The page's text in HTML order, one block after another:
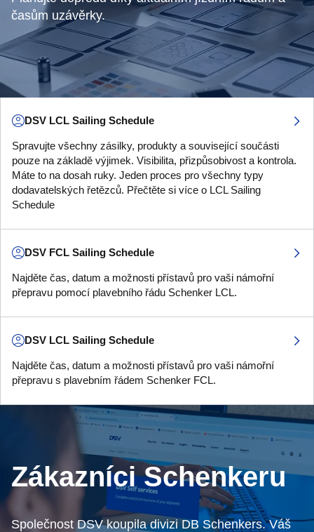
časům uzávěrky.
DSV LCL Sailing Schedule
Spravujte všechny zásilky, produkty a související součásti
pouze na základě výjimek. Visibilita, přizpůsobivost a kontrola.
Máte to na dosah ruky. Jeden proces pro všechny typy
dodavatelských řetězců. Přečtěte si více o LCL Sailing
Schedule
DSV FCL Sailing Schedule
Najděte čas, datum a možnosti přístavů pro vaši námořní
přepravu pomocí plavebního řádu Schenker LCL.
DSV LCL Sailing Schedule
Najděte čas, datum a možnosti přístavů pro vaši námořní
přepravu s plavebním řádem Schenker FCL.
Zákazníci Schenkeru
Společnost DSV koupila divizi DB Schenkers. Váš